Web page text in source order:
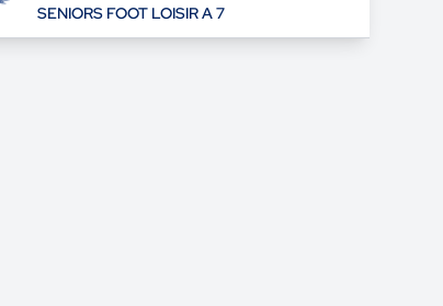
SENIORS FOOT LOISIR A 7